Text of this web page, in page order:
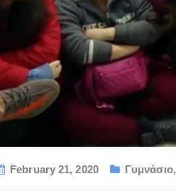
February 21, 2020 Γυμνάσιο,